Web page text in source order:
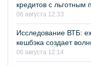
кредитов с льготным
06 августа 12:33
Исследование ВТБ:
кешбэка создает
06 августа 12:14